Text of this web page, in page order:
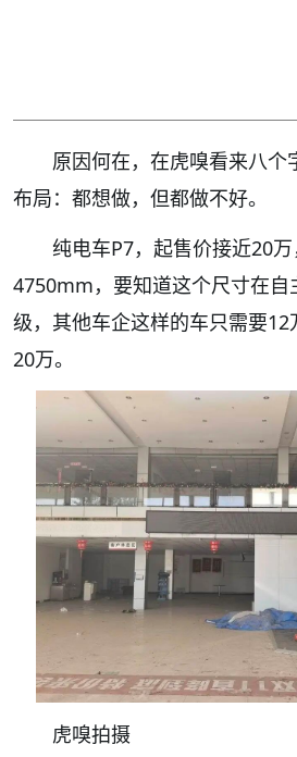
原因何在，在虎嗅看来八个
布局：都想做，但都做不好。
纯电车P7，起售价接近20
4750mm，要知道这个尺寸在自
级，其他车企这样的车只需要
20万。
虎嗅拍摄